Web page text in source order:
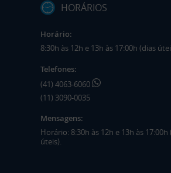
HORÁRIOS
Horário:
8:30h às 12h e 13h às 17:00h (dias
Telefones:
(41) 4063-6060
(11) 3090-0035
Mensagens:
Horário: 8:30h às 12h e 13h às 17:00h
úteis).